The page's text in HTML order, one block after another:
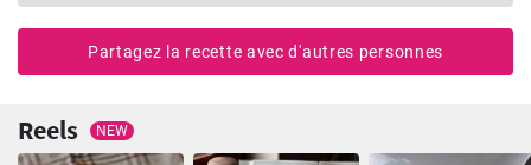
Partagez la recette avec d'autres personnes
Reels NEW